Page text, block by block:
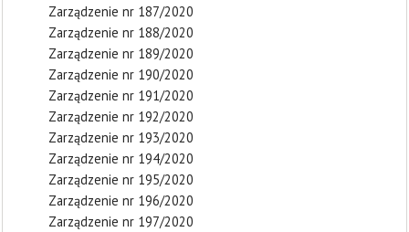
Zarządzenie nr 187/2020
Zarządzenie nr 188/2020
Zarządzenie nr 189/2020
Zarządzenie nr 190/2020
Zarządzenie nr 191/2020
Zarządzenie nr 192/2020
Zarządzenie nr 193/2020
Zarządzenie nr 194/2020
Zarządzenie nr 195/2020
Zarządzenie nr 196/2020
Zarządzenie nr 197/2020